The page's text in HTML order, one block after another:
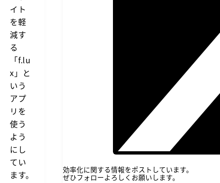
イト
を軽
減す
る
「f.lu
x」と
いう
アプ
リを
使う
よう
にし
てい
ます。
効率化に関する情報をポストしています。
ぜひフォローよろしくお願いします。